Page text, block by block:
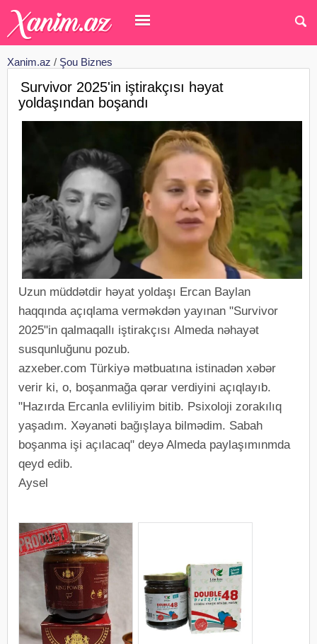
Xanim.az / Şou Biznes
Survivor 2025'in iştirakçısı həyat
yoldaşından boşandı
Uzun müddətdir həyat yoldaşı Ercan Baylan
haqqında açıqlama verməkdən yayınan "Survivor
2025"in qalmaqallı iştirakçısı Almeda nəhayət
susqunluğunu pozub.
azxeber.com Türkiyə mətbuatına istinadən xəbər
verir ki, o, boşanmağa qərar verdiyini açıqlayıb.
"Hazırda Ercanla evliliyim bitib. Psixoloji zorakılıq
yaşadım. Xəyanəti bağışlaya bilmədim. Sabah
boşanma işi açılacaq" deyə Almeda paylaşımınmda
qeyd edib.
Aysel